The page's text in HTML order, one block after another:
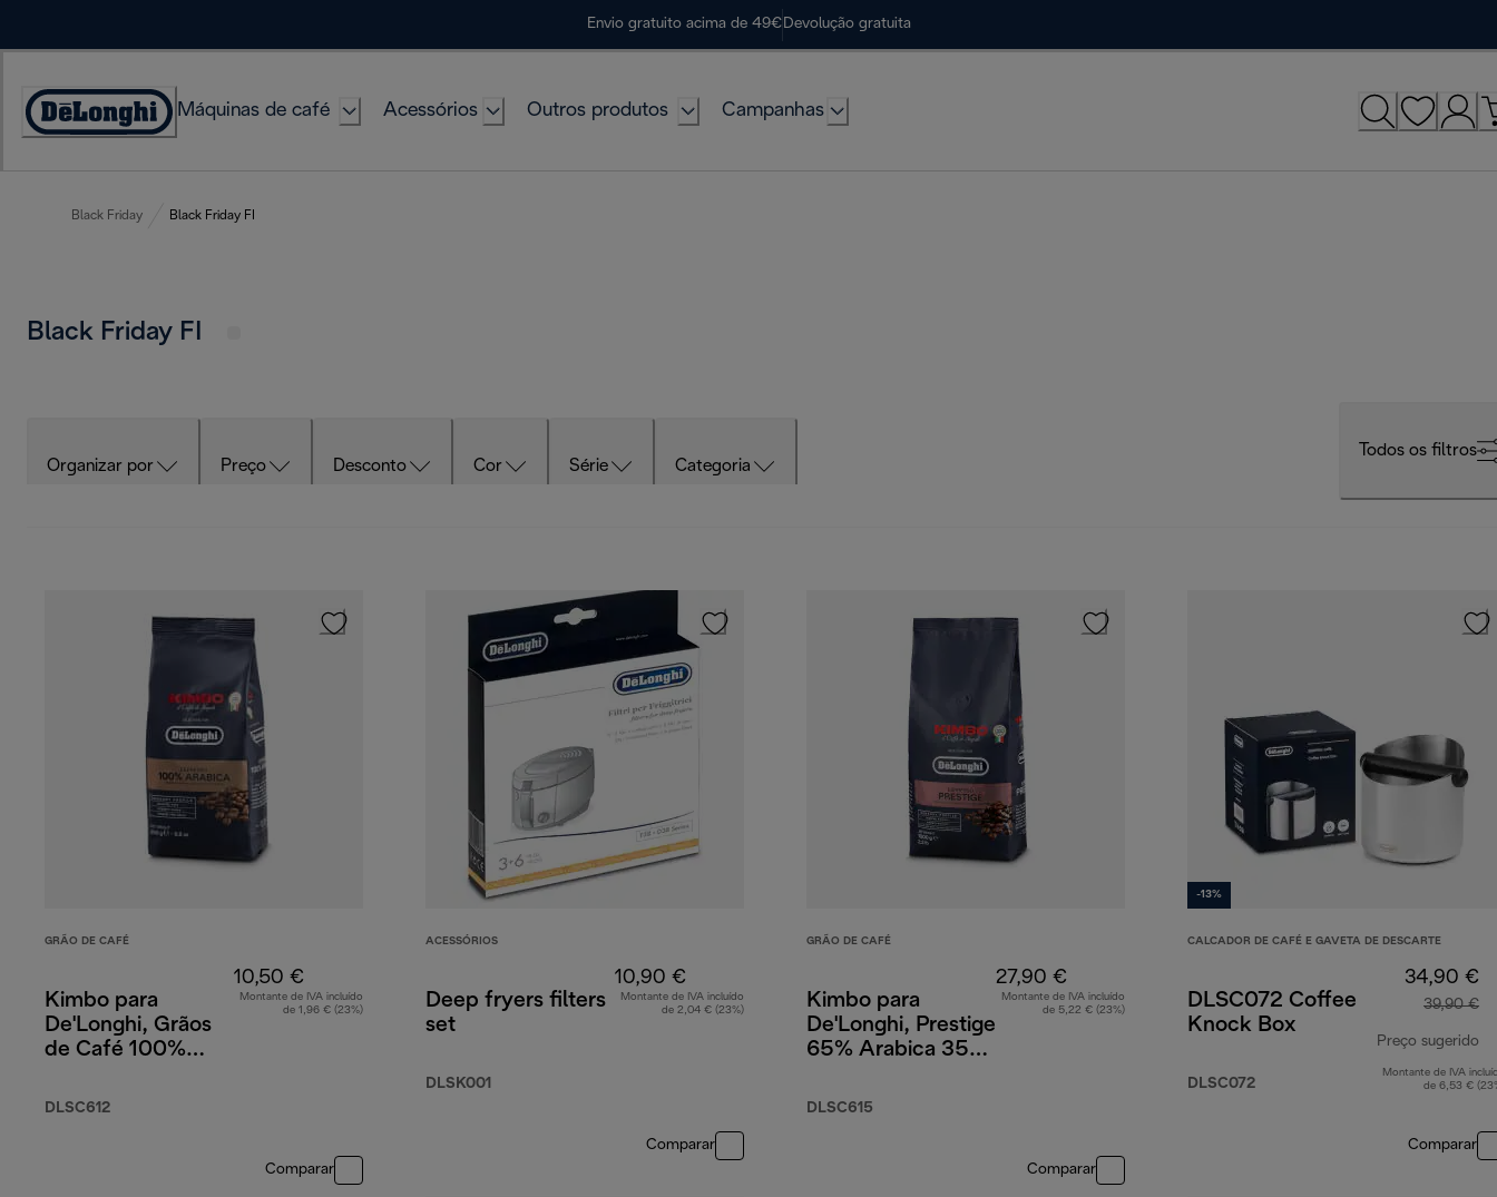
Envio gratuito acima de 49€ Devolução gratuita
Accessibility
Máquinas de café Acessórios Outros produtos Campanhas
Black Friday Black Friday FI
Black Friday FI
Organizar por Preço Desconto Cor Série Categoria
Todos os filtros
GRÃO DE CAFÉ
Kimbo para
De'Longhi, Grãos
de Café 100%
DLSC612
10,50 €
Montante de IVA incluído
de 1,96 € (23%)
Comparar
ACESSÓRIOS
Deep fryers filters
set
DLSK001
10,90 €
Montante de IVA incluído
de 2,04 € (23%)
Comparar
GRÃO DE CAFÉ
Kimbo para
De'Longhi, Prestige
65% Arabica 35%
DLSC615
27,90 €
Montante de IVA incluído
de 5,22 € (23%)
Comparar
-13%
CALCADOR DE CAFÉ E GAVETA DE DESCARTE
DLSC072 Coffee
Knock Box
DLSC072
34,90 €
39,90 €
Preço sugerido
Montante de IVA
de 6,53 €
Comparar